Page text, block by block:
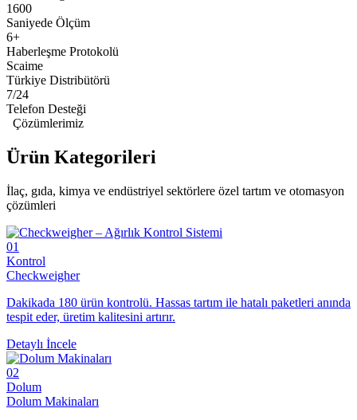
1600
Saniyede Ölçüm
6+
Haberleşme Protokolü
Scaime
Türkiye Distribütörü
7/24
Telefon Desteği
Çözümlerimiz
Ürün Kategorileri
İlaç, gıda, kimya ve endüstriyel sektörlere özel tartım ve otomasyon
çözümleri
01
Kontrol
Checkweigher
Dakikada 180 ürün kontrolü. Hassas tartım ile hatalı paketleri anında
tespit eder, üretim kalitesini artırır.
Detaylı İncele
02
Dolum
Dolum Makinaları